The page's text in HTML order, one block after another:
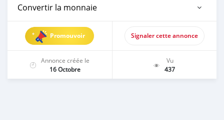
Convertir la monnaie
Promouvoir Signaler cette annonce
Annonce créée le
16 Octobre
Vu
437